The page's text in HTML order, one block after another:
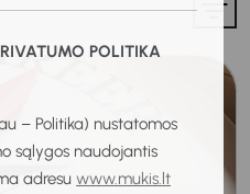
POLITIKA
– Politika) nustatomos
sąlygos naudojantis
adresu www.mukis.lt